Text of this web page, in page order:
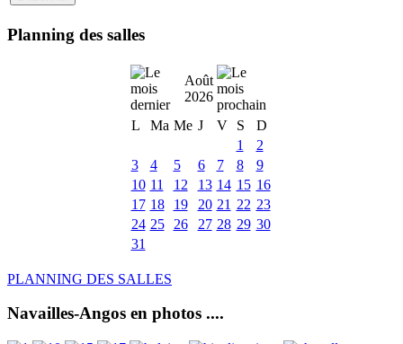
Planning des salles
Août
2026
L
Ma Me J V S
D
1
2
3
4 5 6 7 8
9
10 11 12 13 14 15 16
17 18 19 20 21 22 23
24 25 26 27 28 29 30
31
PLANNING DES SALLES
Navailles-Angos en photos ....